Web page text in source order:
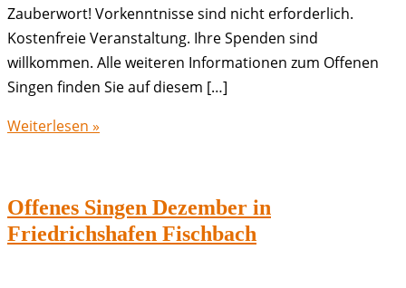
Zauberwort! Vorkenntnisse sind nicht erforderlich.
Kostenfreie Veranstaltung. Ihre Spenden sind
willkommen. Alle weiteren Informationen zum Offenen
Singen finden Sie auf diesem […]
Offenes
in
Friedrichshafen
Fischbach
Weiterlesen »
Offenes Singen Dezember in
Friedrichshafen Fischbach